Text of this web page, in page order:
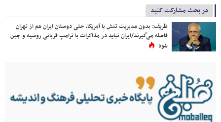
در بحث مشارکت کنید
ظریف: بدون مدیریت تنش با آمریکا، حتی دوستان ایران هم از تهران
فاصله می‌گیرند/ایران نباید در مذاکرات با ترامپ قربانی روسیه و چین
شود